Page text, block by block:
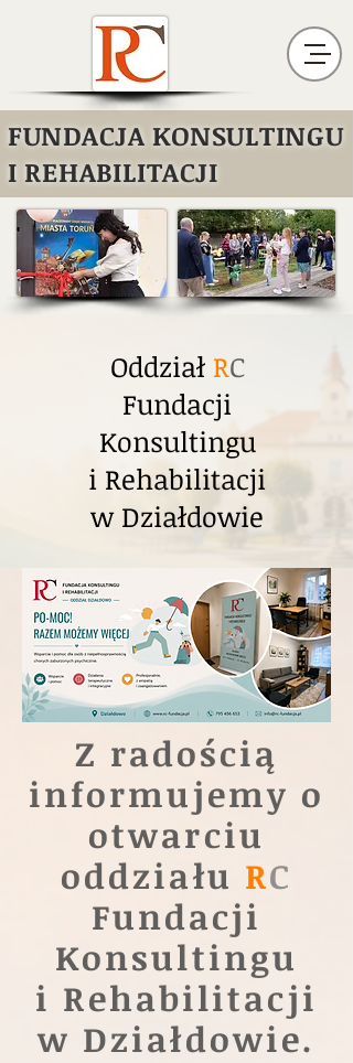
FUNDACJA KONSULTINGU
I REHABILITACJI
Oddział RC
Fundacji
Konsultingu
i Rehabilitacji
w Działdowie
Z radością
informujemy o
otwarciu
oddziału RC
Fundacji
Konsultingu
i Rehabilitacji
w Działdowie.